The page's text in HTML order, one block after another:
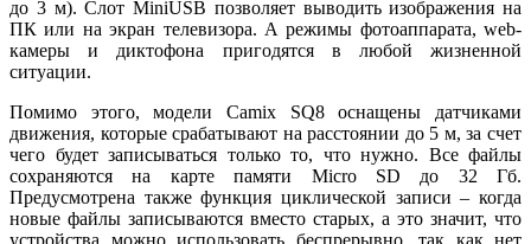
до 3 м). Слот MiniUSB позволяет выводить изображения на
ПК или на экран телевизора. А режимы фотоаппарата, web-
камеры и диктофона пригодятся в любой жизненной
ситуации.
Помимо этого, модели Camix SQ8 оснащены датчиками
движения, которые срабатывают на расстоянии до 5 м, за счет
чего будет записываться только то, что нужно. Все файлы
сохраняются на карте памяти Micro SD до 32 Гб.
Предусмотрена также функция циклической записи – когда
новые файлы записываются вместо старых, а это значит, что
устройства можно использовать беспрерывно, так как нет